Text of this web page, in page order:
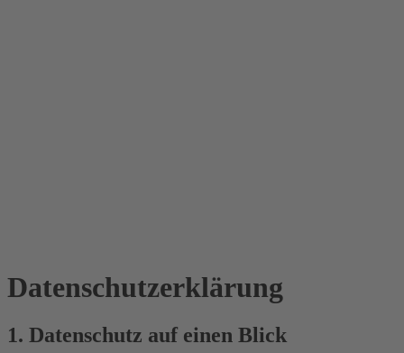
Datenschutz­erklärung
1. Datenschutz auf einen Blick